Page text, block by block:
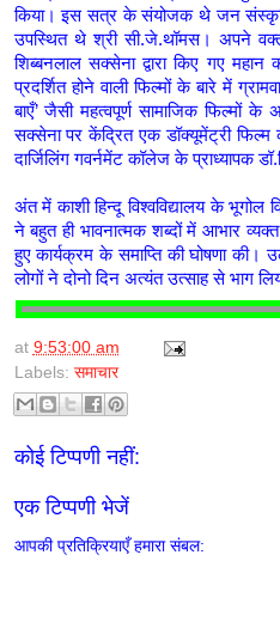
किया। इस सत्र के संयोजक थे जन
उपस्थित थे श्री सी.जे.थॉमस। अपने
शिब्बनलाल सक्सेना द्वारा किए गए
प्रदर्शित होने वाली फिल्मों के बारे में
बाएँ’ जैसी महत्वपूर्ण सामाजिक फिल्मों के
सक्सेना पर केंद्रित एक डॉक्यूमेंट्री
दार्जिलिंग गवर्नमेंट कॉलेज के प्राध्यापक
अंत में काशी हिन्दू विश्वविद्यालय के
ने बहुत ही भावनात्मक शब्दों में आभार
हुए कार्यक्रम के समाप्ति की घोषणा
लोगों ने दोनो दिन अत्यंत उत्साह से भाग
at 9:53:00 am
Labels: समाचार
कोई टिप्पणी नहीं:
एक टिप्पणी भेजें
आपकी प्रतिक्रियाएँ हमारा संबल: